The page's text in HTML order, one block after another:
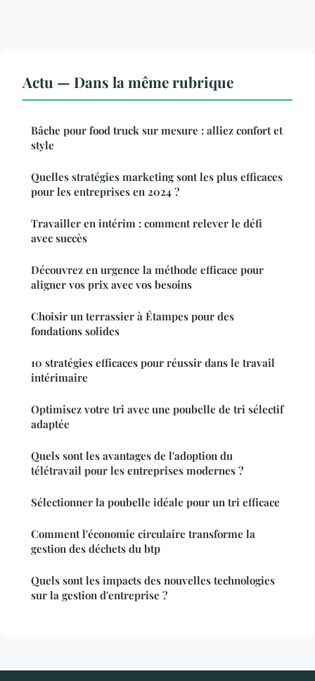
Actu — Dans la même rubrique
Bâche pour food truck sur mesure : alliez confort et
style
Quelles stratégies marketing sont les plus efficaces
pour les entreprises en 2024 ?
Travailler en intérim : comment relever le défi
avec succès
Découvrez en urgence la méthode efficace pour
aligner vos prix avec vos besoins
Choisir un terrassier à Étampes pour des
fondations solides
10 stratégies efficaces pour réussir dans le travail
intérimaire
Optimisez votre tri avec une poubelle de tri sélectif
adaptée
Quels sont les avantages de l'adoption du
télétravail pour les entreprises modernes ?
Sélectionner la poubelle idéale pour un tri efficace
Comment l'économie circulaire transforme la
gestion des déchets du btp
Quels sont les impacts des nouvelles technologies
sur la gestion d'entreprise ?